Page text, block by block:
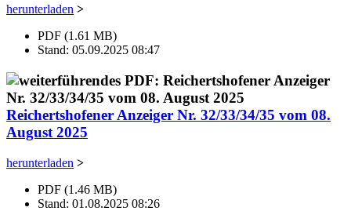
herunterladen >
PDF (1.61 MB)
Stand: 05.09.2025 08:47
Reichertshofener Anzeiger Nr. 32/33/34/35 vom 08.
August 2025
herunterladen >
PDF (1.46 MB)
Stand: 01.08.2025 08:26